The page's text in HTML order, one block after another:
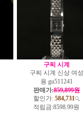
구찌 시계
구찌 시계 신상 여성
용 gu511241
판매가:859,899원
할인가: 584,731
적립금:8598.99원